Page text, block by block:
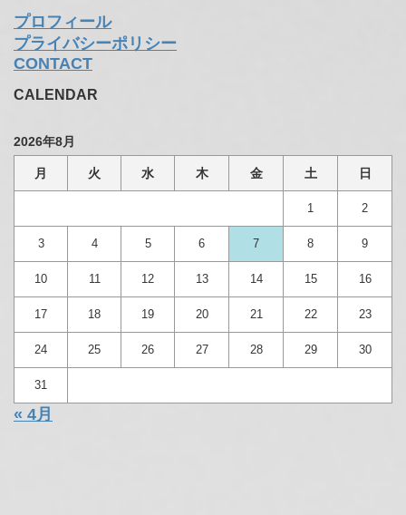
プロフィール
プライバシーポリシー
CONTACT
CALENDAR
2026年8月
月 火 水 木 金 土 日
1 2
3 4 5 6 7 8 9
10 11 12 13 14 15 16
17 18 19 20 21 22 23
24 25 26 27 28 29 30
31
« 4月